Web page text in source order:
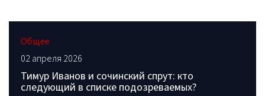
Общее
02 апреля 2026
Тимур Иванов и сочинский спрут: кто
следующий в списке подозреваемых?